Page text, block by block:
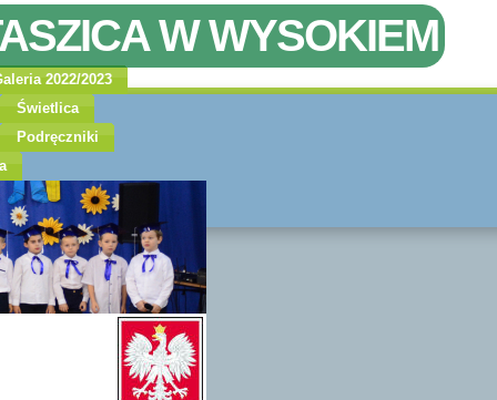
W WYSOKIEM
2022/2023
Świetlica
Podręczniki